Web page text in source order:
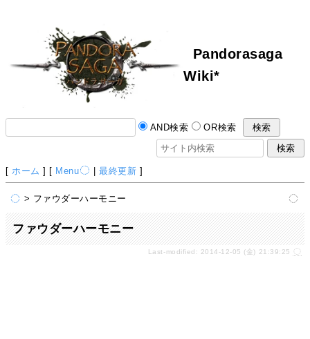
Pandorasaga
Wiki*
AND検索 OR検索
[ ホーム ] [ Menu |最終更新 ]
> ファウダーハーモニー
ファウダーハーモニー
Last-modified: 2014-12-05 (金) 21:39:25